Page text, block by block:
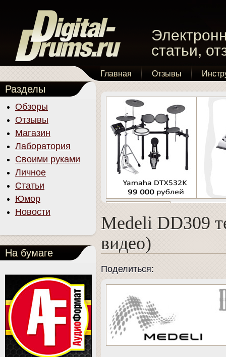
статьи,
Главная Отзывы
Medeli DD309
видео)
Поделиться:
Разделы
Обзоры
Отзывы
Магазин
Лаборатория
Своими руками
Личное
Статьи
Юмор
Новости
На бумаге